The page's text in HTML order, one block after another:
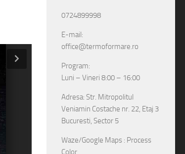
0724899998
E-mail:
office@termoformare.ro
Program:
Luni – Vineri 8:00 – 16:00
Adresa: Str. Mitropolitul
Veniamin Costache nr. 22, Etaj 3
Bucuresti, Sector 5
Waze/Google Maps : Process
Color